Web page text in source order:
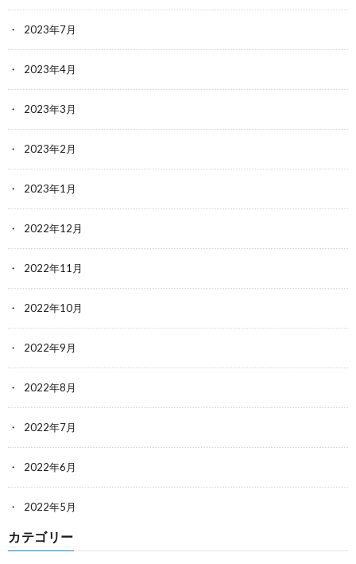
2023年7月
2023年4月
2023年3月
2023年2月
2023年1月
2022年12月
2022年11月
2022年10月
2022年9月
2022年8月
2022年7月
2022年6月
2022年5月
カテゴリー